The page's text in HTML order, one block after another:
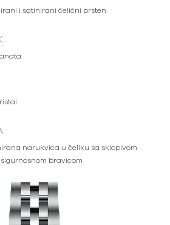
i satinirani čelični prsten
narukvica u čeliku sa sklopivom
sigurnosnom bravicom